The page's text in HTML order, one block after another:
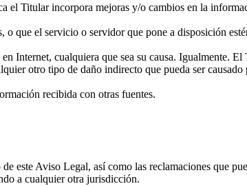
el Titular incorpora mejoras y/o cambios en la
o que el servicio o servidor que pone a disposición
Internet, cualquiera que sea su causa. Igualmente. El
otro tipo de daño indirecto que pueda ser causado
recibida con otras fuentes.
este Aviso Legal, así como las reclamaciones que
a cualquier otra jurisdicción.